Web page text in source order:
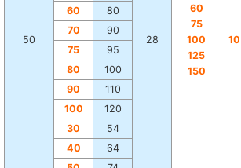
50 28
60
75
100
125
150
60
80
70
90
75
95
80
100
90
110
100
120
30 54
40
64